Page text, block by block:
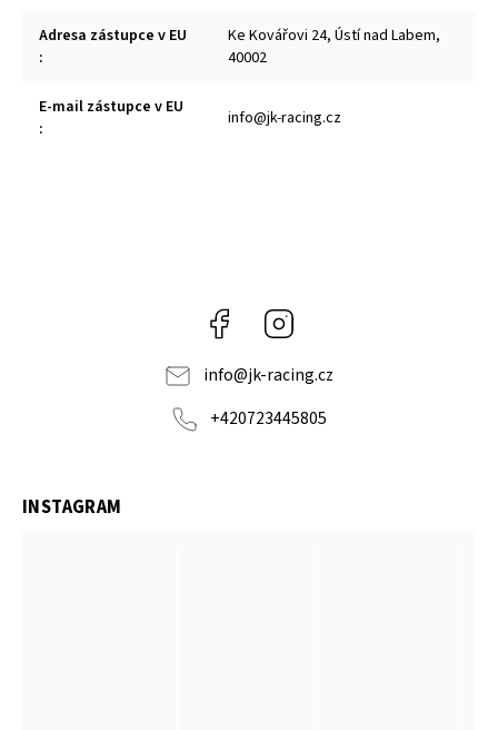
Adresa zástupce v EU
:
Ke Kovářovi 24, Ústí nad Labem,
40002
E-mail zástupce v EU
:
info@jk-racing.cz
Facebook
info@jk-racing.cz
+420723445805
INSTAGRAM